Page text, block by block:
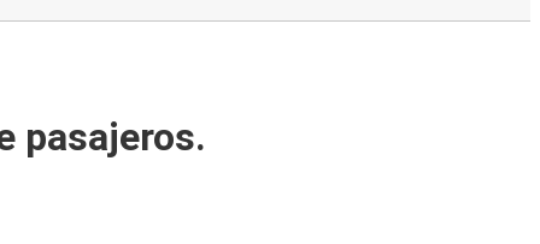
pasajeros.